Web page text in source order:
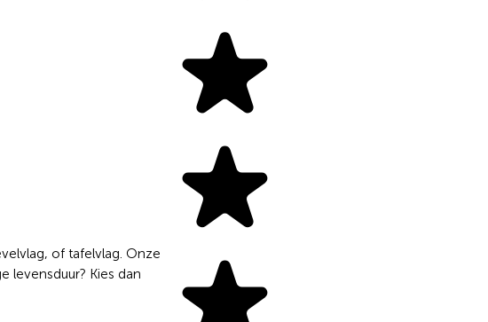
of tafelvlag. Onze
levensduur? Kies dan